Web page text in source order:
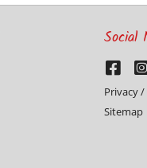
Social
Privacy
Sitemap